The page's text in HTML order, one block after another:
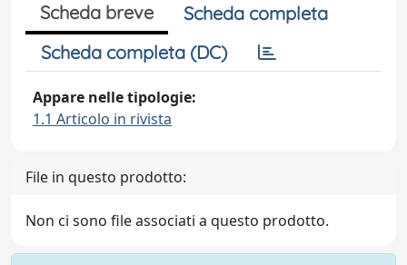
Scheda breve
Scheda completa
Scheda completa (DC)
Appare nelle tipologie:
1.1 Articolo in rivista
File in questo prodotto:
Non ci sono file associati a questo prodotto.